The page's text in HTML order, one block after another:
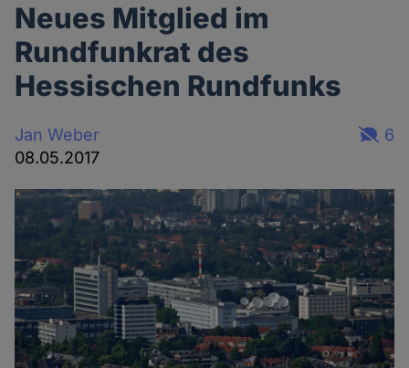
Neues Mitglied im
Rundfunkrat des
Hessischen Rundfunks
Jan Weber
08.05.2017
6